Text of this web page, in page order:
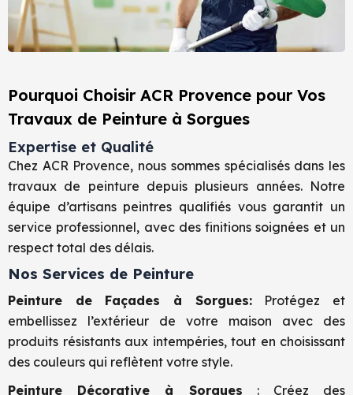
Pourquoi Choisir ACR Provence pour Vos
Travaux de Peinture à Sorgues
Expertise et Qualité
Chez ACR Provence, nous sommes spécialisés dans les
travaux de peinture depuis plusieurs années. Notre
équipe d’artisans peintres qualifiés vous garantit un
service professionnel, avec des finitions soignées et un
respect total des délais.
Nos Services de Peinture
Peinture de Façades à Sorgues:Protégez et
embellissez l’extérieur de votre maison avec des
produits résistants aux intempéries, tout en choisissant
des couleurs qui reflètent votre style.
Peinture Décorative à Sorgues : Créez des